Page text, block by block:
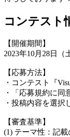
コンテスト
【開催期間】
2023年10月28日（
【応募方法】
・コンテスト『
・「応募規約に同
・投稿内容を選択
【審査基準】
(1) テーマ性：記載